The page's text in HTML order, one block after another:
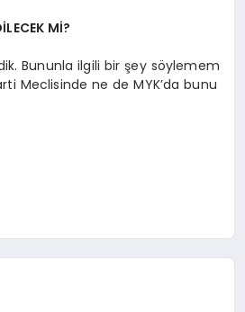
Mİ?
Bununla ilgili bir şey söylemem
Meclisinde ne de MYK’da bunu